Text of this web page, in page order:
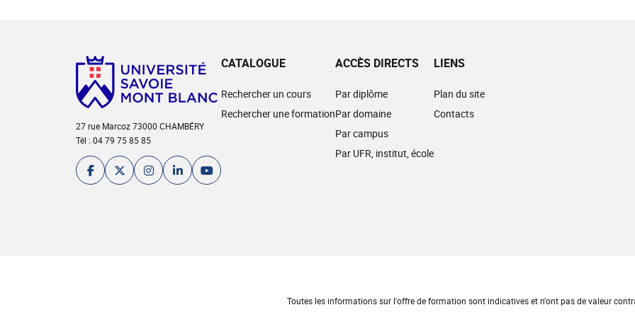
27 rue Marcoz 73000 CHAMBÉRY
Tél : 04 79 75 85 85
CATALOGUE
Rechercher un cours
Rechercher une formation
ACCÈS DIRECTS
Par diplôme
Par domaine
Par campus
Par UFR, institut, école
LIENS
Plan du site
Contacts
Toutes les informations sur l'offre de formation sont indicatives et n'ont pas de valeur